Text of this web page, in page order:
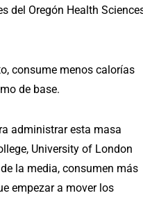
del Oregón Health
consume menos calorías
de base.
administrar esta masa
University of London
la media, consumen más
empezar a mover los